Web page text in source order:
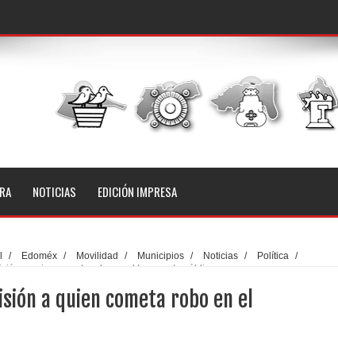
NOTICIAS EDICIÓN IMPRESA
/ Edoméx / Movilidad / Municipios / Noticias / Política
/
a quien cometa robo en el transporte público
a quien cometa robo en el